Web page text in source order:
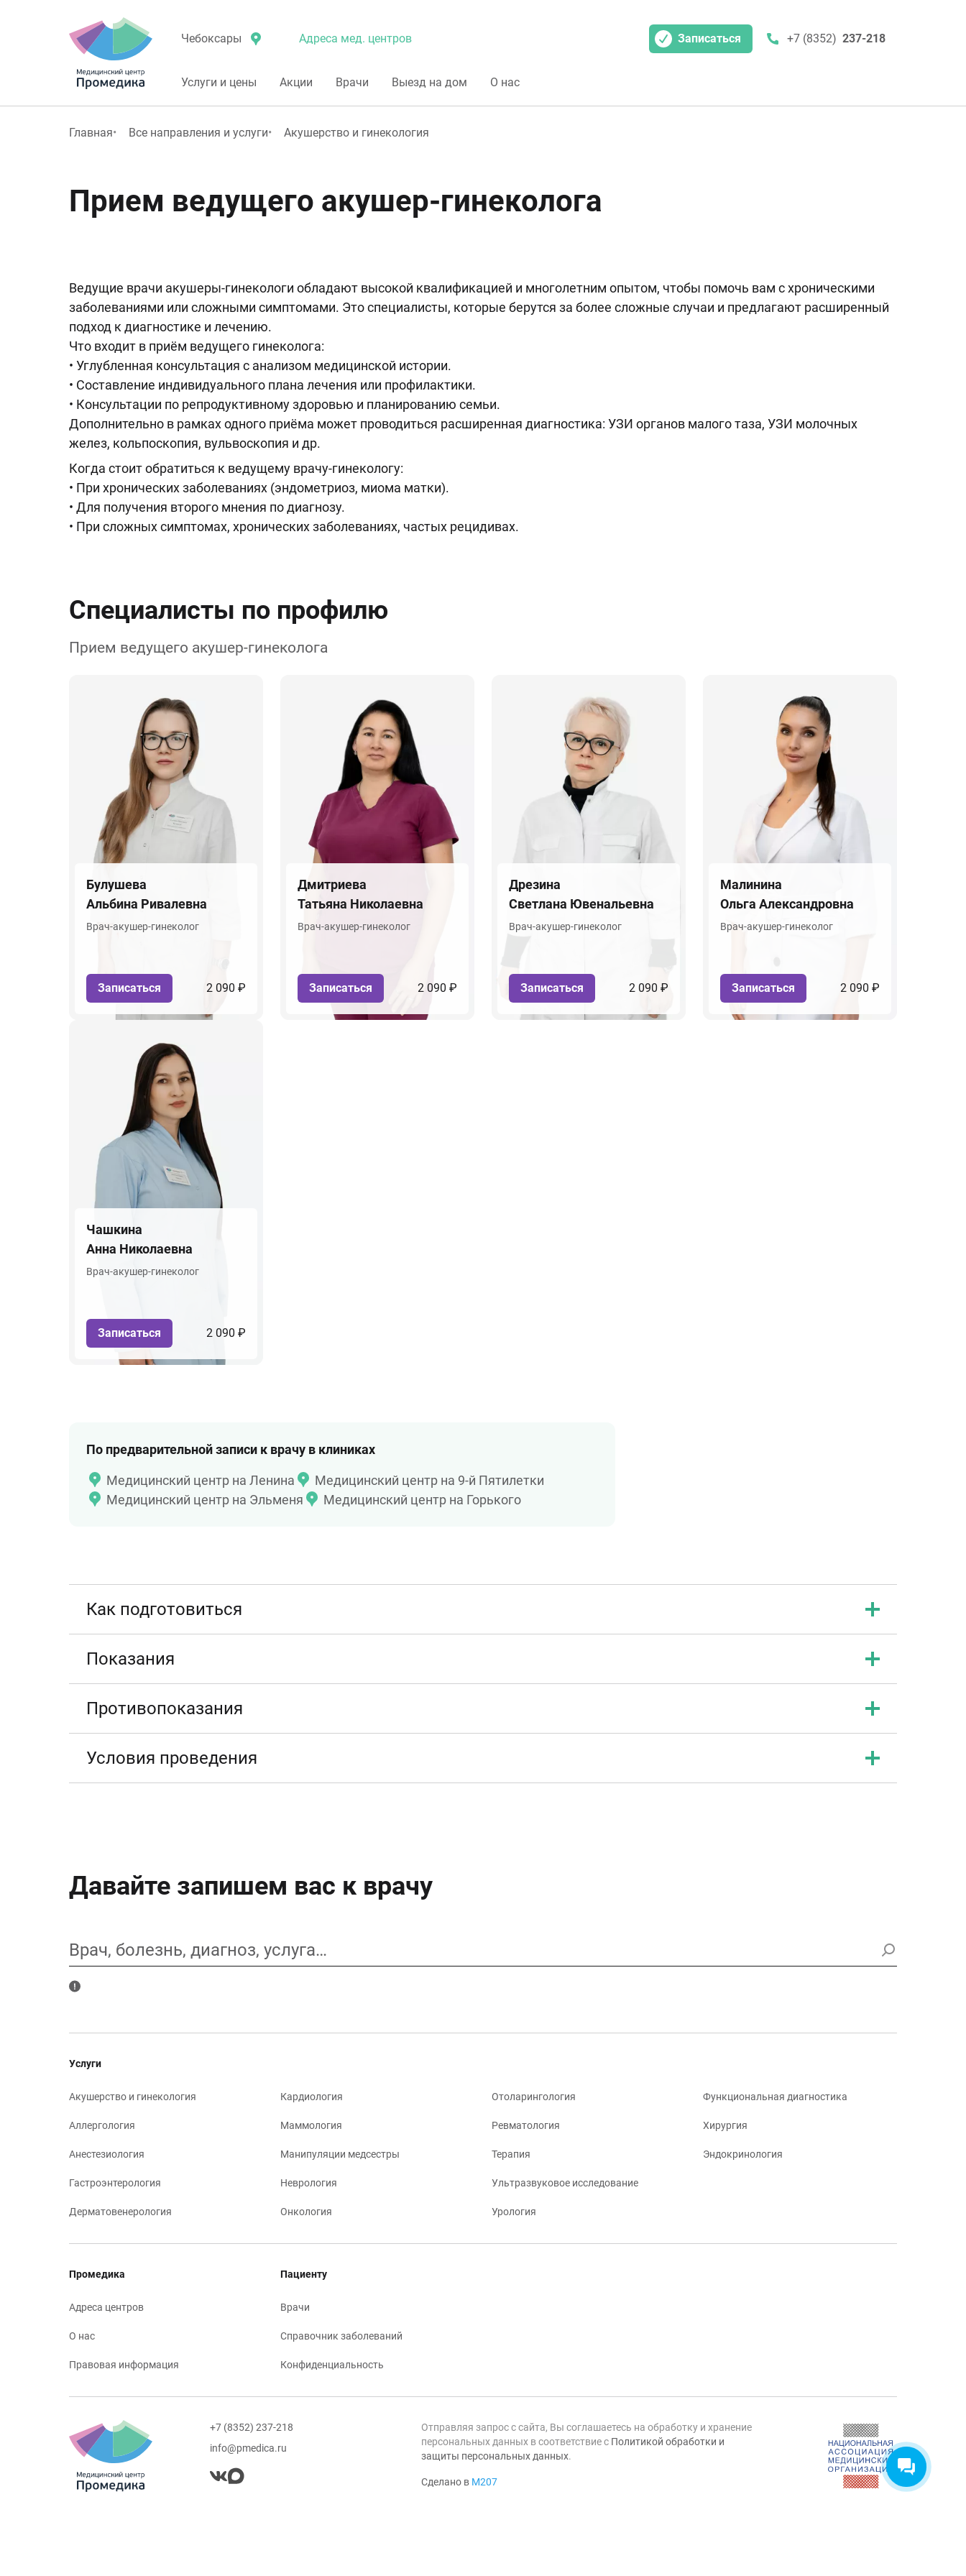
Чебоксары Адреса мед. центров Записаться +7 (8352) 237-218
Услуги и цены Акции Врачи Выезд на дом О нас
Главная Все направления и услуги Акушерство и гинекология
Прием ведущего акушер-гинеколога
Ведущие врачи акушеры-гинекологи обладают высокой квалификацией и многолетним опытом, чтобы помочь вам с хроническими
заболеваниями или сложными симптомами. Это специалисты, которые берутся за более сложные случаи и предлагают расширенный
подход к диагностике и лечению.
Что входит в приём ведущего гинеколога:
• Углубленная консультация с анализом медицинской истории.
• Составление индивидуального плана лечения или профилактики.
• Консультации по репродуктивному здоровью и планированию семьи.
Дополнительно в рамках одного приёма может проводиться расширенная диагностика: УЗИ органов малого таза, УЗИ молочных
желез, кольпоскопия, вульвоскопия и др.
Когда стоит обратиться к ведущему врачу-гинекологу:
• При хронических заболеваниях (эндометриоз, миома матки).
• Для получения второго мнения по диагнозу.
• При сложных симптомах, хронических заболеваниях, частых рецидивах.
Специалисты по профилю
Прием ведущего акушер-гинеколога
Булушева
Альбина Ривалевна
Врач-акушер-гинеколог
Записаться 2 090 ₽
Дмитриева
Татьяна Николаевна
Врач-акушер-гинеколог
Записаться 2 090 ₽
Дрезина
Светлана Ювенальевна
Врач-акушер-гинеколог
Записаться 2 090 ₽
Малинина
Ольга Александровна
Врач-акушер-гинеколог
Записаться 2 090 ₽
Чашкина
Анна Николаевна
Врач-акушер-гинеколог
Записаться 2 090 ₽
По предварительной записи к врачу в клиниках
Медицинский центр на Ленина
Медицинский центр на 9-й Пятилетки
Медицинский центр на Эльменя
Медицинский центр на Горького
Как подготовиться
Показания
Противопоказания
Условия проведения
Давайте запишем вас к врачу
Врач, болезнь, диагноз, услуга…
Услуги
Акушерство и гинекология
Аллергология
Анестезиология
Гастроэнтерология
Дерматовенерология
Кардиология
Маммология
Манипуляции медсестры
Неврология
Онкология
Отоларингология
Ревматология
Терапия
Ультразвуковое исследование
Урология
Функциональная диагностика
Хирургия
Эндокринология
Промедика
Адреса центров
О нас
Правовая информация
Пациенту
Врачи
Справочник заболеваний
Конфиденциальность
+7 (8352) 237-218
info@pmedica.ru
Отправляя запрос с сайта, Вы соглашаетесь на обработку и хранение
персональных данных в соответствие с Политикой обработки и
защиты персональных данных.
Сделано в М207